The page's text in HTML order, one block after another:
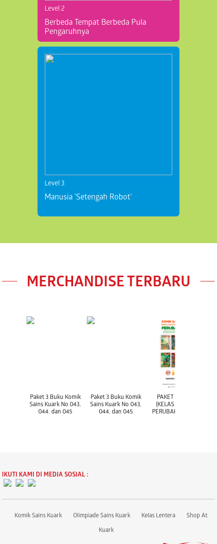
Level 2
Berbeda Tempat Berbeda Pula
Pengaruhnya
Level 3
Manusia 'Setengah Robot'
MERCHANDISE TERBARU
Paket 3 Buku Komik
Sains Kuark No 043,
044, dan 045
Paket 3 Buku Komik
Sains Kuark No 043,
044, dan 045
PAKET LEVEL 3
(KELAS 5-6 SD) :
PERUBAHAN IKLIM
IKUTI KAMI DI MEDIA SOSIAL :
Komik Sains Kuark Olimpiade Sains Kuark Kelas Lentera
Shop At
Kuark